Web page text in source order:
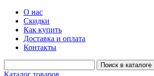
О нас
Скидки
Как купить
Доставка и оплата
Контакты
Каталог товаров